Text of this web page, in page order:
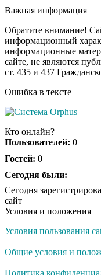
Ролик из
будете
Важная информация
Обратите внимание!
информационный
информационные
сайте, не являются
ст. 435 и 437
Ошибка в тексте
Кто онлайн?
Пользователей: 0
Гостей: 0
Сегодня были:
Сегодня
сайт
Условия и положения
Условия пользования
Общие условия и
Политика